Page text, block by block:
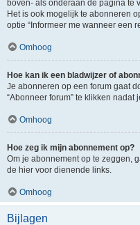
boven- als onderaan de pagina te
Het is ook mogelijk te abonneren
optie “Informeer me wanneer een
Omhoog
Hoe kan ik een bladwijzer of
Je abonneren op een forum gaat
“Abonneer forum” te klikken
Omhoog
Hoe zeg ik mijn abonnement op?
Om je abonnement op te zeggen,
de hier voor dienende links.
Omhoog
Bijlagen